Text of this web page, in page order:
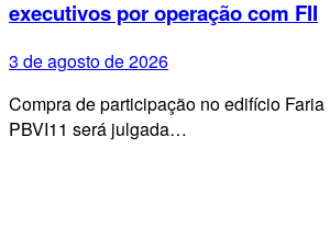
executivos por operação com FII
3 de agosto de 2026
Compra de participação no edifício
PBVI11 será julgada…